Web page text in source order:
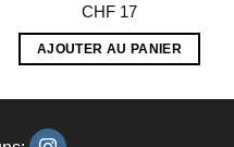
CHF 17
AJOUTER AU PANIER